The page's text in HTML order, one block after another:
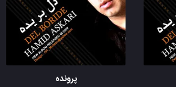
پرونده